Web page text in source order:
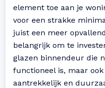
element toe aan je
voor een strakke
juist een meer
belangrijk om te
glazen binnendeur die
functioneel is, maar
aantrekkelijk en